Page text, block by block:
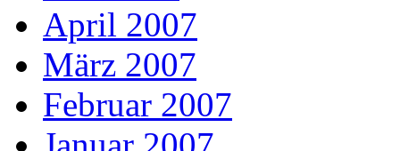
April 2007
März 2007
Februar 2007